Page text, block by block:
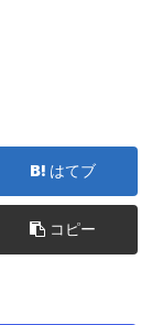
はてブ
コピー